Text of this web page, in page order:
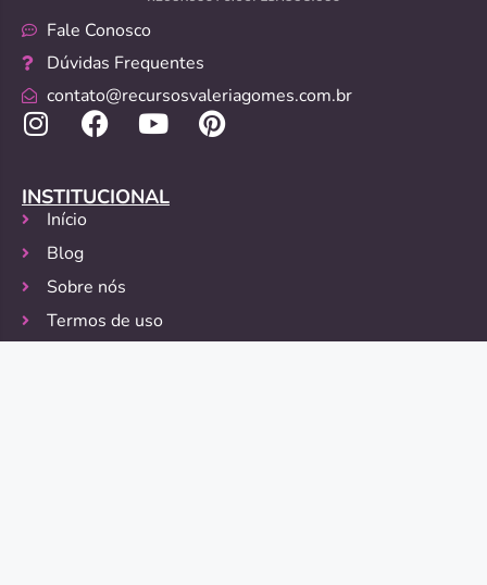
Fale Conosco
Dúvidas Frequentes
contato@recursosvaleriagomes.com.br
INSTITUCIONAL
Início
Blog
Sobre nós
Termos de uso